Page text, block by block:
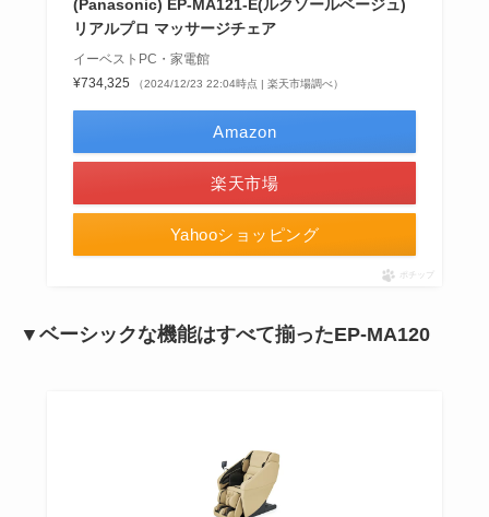
(Panasonic) EP-MA121-E(ルクソールベージュ)
リアルプロ マッサージチェア
イーベストPC・家電館
¥734,325
（2024/12/23 22:04時点 | 楽天市場調べ）
Amazon
楽天市場
Yahooショッピング
ポチップ
▼ベーシックな機能はすべて揃ったEP-MA120